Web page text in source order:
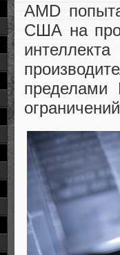
AMD
США на
пределами